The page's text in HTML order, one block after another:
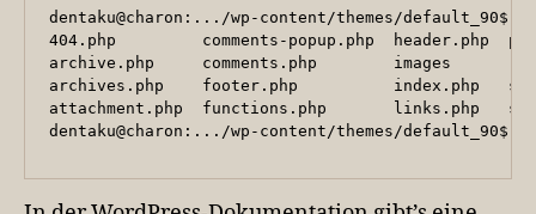
dentaku@charon:.../wp-content/themes/default_90$ ls
404.php         comments-popup.php  header.php
archive.php     comments.php        images
archives.php    footer.php          index.php
attachment.php  functions.php       links.php
dentaku@charon:.../wp-content/themes/default_90$